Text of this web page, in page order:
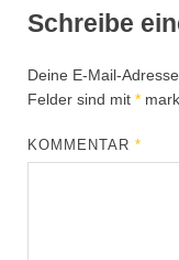
Schreibe
Deine E-Mail-
Felder sind mit *
KOMMENTAR*